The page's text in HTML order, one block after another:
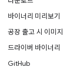
바이너리 미리보기
공장 출고 시 이미지
드라이버 바이너리
GitHub